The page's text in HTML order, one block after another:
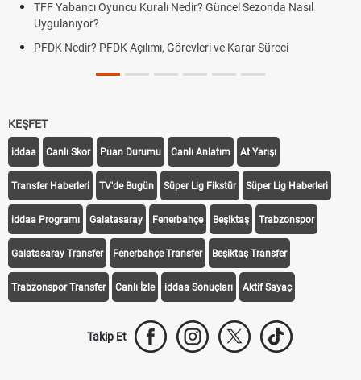
Sezonda Nasıl
ve Karar Süreci
Deplasman Golü Kuralı Nedir?
DGS Sonuçları Ne Zaman
KEŞFET
iddaa Canlı Skor Puan Durumu Canlı Anlatım At Yarışı
Transfer Haberleri TV'de Bugün Süper Lig Fikstür Süper Lig Haberleri
iddaa Programı Galatasaray Fenerbahçe Beşiktaş Trabzonspor
Galatasaray Transfer Fenerbahçe Transfer Beşiktaş Transfer
Trabzonspor Transfer Canlı İzle iddaa Sonuçları Aktif Sayaç